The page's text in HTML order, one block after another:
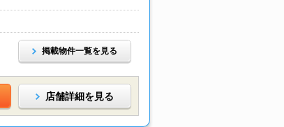
掲載物件一覧を見る
店舗詳細を見る